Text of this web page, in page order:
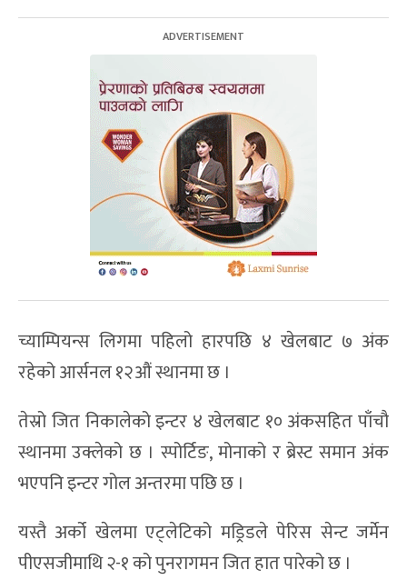
च्याम्पियन्स लिगमा पहिलो हारपछि ४ खेलबाट ७ अंक
रहेको आर्सनल १२औं स्थानमा छ ।
तेस्रो जित निकालेको इन्टर ४ खेलबाट १० अंकसहित पाँचौ
स्थानमा उक्लेको छ । स्पोर्टिङ, मोनाको र ब्रेस्ट समान अंक
भएपनि इन्टर गोल अन्तरमा पछि छ ।
यस्तै अर्को खेलमा एट्लेटिको मड्रिडले पेरिस सेन्ट जर्मेन
पीएसजीमाथि २-१ को पुनरागमन जित हात पारेको छ ।